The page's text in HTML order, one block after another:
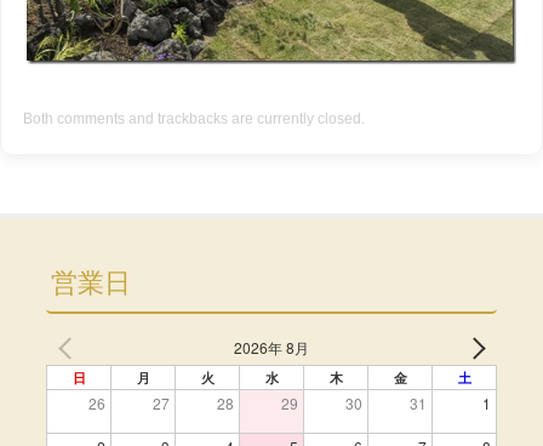
Both comments and trackbacks are currently closed.
営業日
2026年 8月
日 月 火 水 木 金 土
26 27 28 29 30 31 1